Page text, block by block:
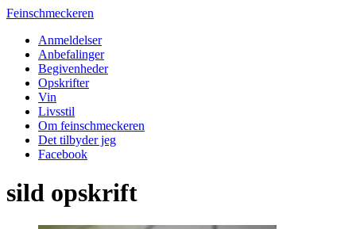
Feinschmeckeren
Anmeldelser
Anbefalinger
Begivenheder
Opskrifter
Vin
Livsstil
Om feinschmeckeren
Det tilbyder jeg
Facebook
sild opskrift